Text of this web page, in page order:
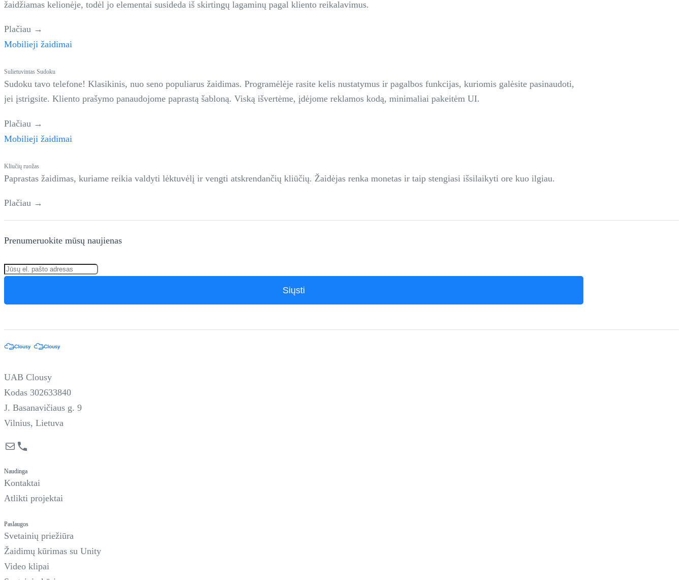
žaidžiamas kelionėje, todėl jo elementai susideda iš skirtingų lagaminų pagal kliento reikalavimus.
Plačiau →
Mobilieji žaidimai
Sulietuvintas Sudoku
Sudoku tavo telefone! Klasikinis, nuo seno populiarus žaidimas. Programėlėje rasite kelis nustatymus ir pagalbos funkcijas, kuriomis galėsite pasinaudoti,
jei įstrigsite. Kliento prašymo panaudojome paprastą šabloną. Viską išvertėme, įdėjome reklamos kodą, minimaliai pakeitėm UI.
Plačiau →
Mobilieji žaidimai
Kliučių ruožas
Paprastas žaidimas, kuriame reikia valdyti lėktuvėlį ir vengti atskrendančių kliūčių. Žaidėjas renka monetas ir taip stengiasi išsilaikyti ore kuo ilgiau.
Plačiau →
Prenumeruokite mūsų naujienas
UAB Clousy
Kodas 302633840
J. Basanavičiaus g. 9
Vilnius, Lietuva
MailPhone
Naudinga
Kontaktai
Atlikti projektai
Paslaugos
Svetainių priežiūra
Žaidimų kūrimas su Unity
Video klipai